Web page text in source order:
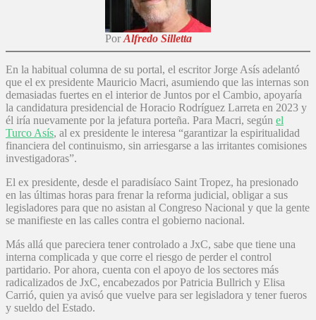
Por Alfredo Silletta
En la habitual columna de su portal, el escritor Jorge Asís adelantó
que el ex presidente Mauricio Macri, asumiendo que las internas son
demasiadas fuertes en el interior de Juntos por el Cambio, apoyaría
la candidatura presidencial de Horacio Rodríguez Larreta en 2023 y
él iría nuevamente por la jefatura porteña. Para Macri, según el
Turco Asís, al ex presidente le interesa “garantizar la espiritualidad
financiera del continuismo, sin arriesgarse a las irritantes comisiones
investigadoras”.
El ex presidente, desde el paradisíaco Saint Tropez, ha presionado
en las últimas horas para frenar la reforma judicial, obligar a sus
legisladores para que no asistan al Congreso Nacional y que la gente
se manifieste en las calles contra el gobierno nacional.
Más allá que pareciera tener controlado a JxC, sabe que tiene una
interna complicada y que corre el riesgo de perder el control
partidario. Por ahora, cuenta con el apoyo de los sectores más
radicalizados de JxC, encabezados por Patricia Bullrich y Elisa
Carrió, quien ya avisó que vuelve para ser legisladora y tener fueros
y sueldo del Estado.